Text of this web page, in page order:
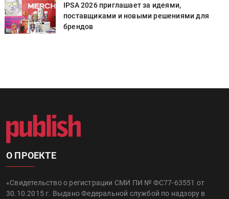
IPSA 2026 приглашает за идеями,
поставщиками и новыми решениями для
брендов
О ПРОЕКТЕ
«Свидетельство о регистрации СМИ ПИ № ФС77-63551 от
30.10.2015 г. Выдано Федеральной службой по надзору в